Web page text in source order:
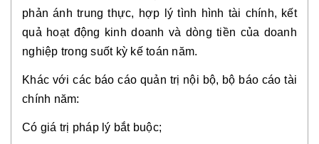
phản ánh trung thực, hợp lý tình hình tài chính, kết
quả hoạt động kinh doanh và dòng tiền của doanh
nghiệp trong suốt kỳ kế toán năm.
Khác với các báo cáo quản trị nội bộ, bộ báo cáo tài
chính năm:
Có giá trị pháp lý bắt buộc;